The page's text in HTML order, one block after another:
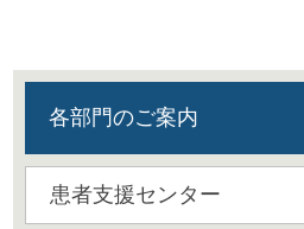
各部門のご案内
患者支援センター